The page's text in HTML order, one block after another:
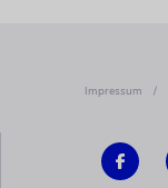
Impressum
/